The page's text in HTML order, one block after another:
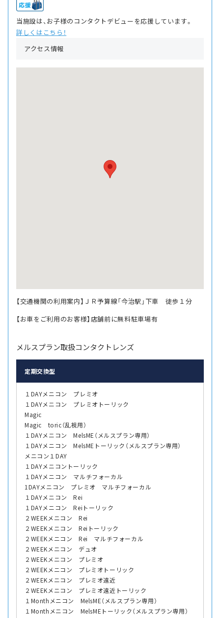
当施設は、お子様のコンタクトデビューを応援しています。
詳しくはこちら！
アクセス情報
【交通機関の利用案内】ＪＲ予算線「今治駅」下車 徒歩１分
【お車をご利用のお客様】店舗前に無料駐車場有
メルスプラン取扱コンタクトレンズ
定期交換型
１DAYメニコン プレミオ
１DAYメニコン プレミオトーリック
Magic
Magic toric（乱視用）
１DAYメニコン MelsME（メルスプラン専用）
１DAYメニコン MelsMEトーリック（メルスプラン専用）
メニコン１DAY
１DAYメニコントーリック
１DAYメニコン マルチフォーカル
1DAYメニコン プレミオ マルチフォーカル
１DAYメニコン Rei
１DAYメニコン Reiトーリック
２WEEKメニコン Rei
２WEEKメニコン Reiトーリック
２WEEKメニコン Rei マルチフォーカル
２WEEKメニコン デュオ
２WEEKメニコン プレミオ
２WEEKメニコン プレミオトーリック
２WEEKメニコン プレミオ遠近
２WEEKメニコン プレミオ遠近トーリック
１Monthメニコン MelsME（メルスプラン専用）
１Monthメニコン MelsMEトーリック（メルスプラン専用）